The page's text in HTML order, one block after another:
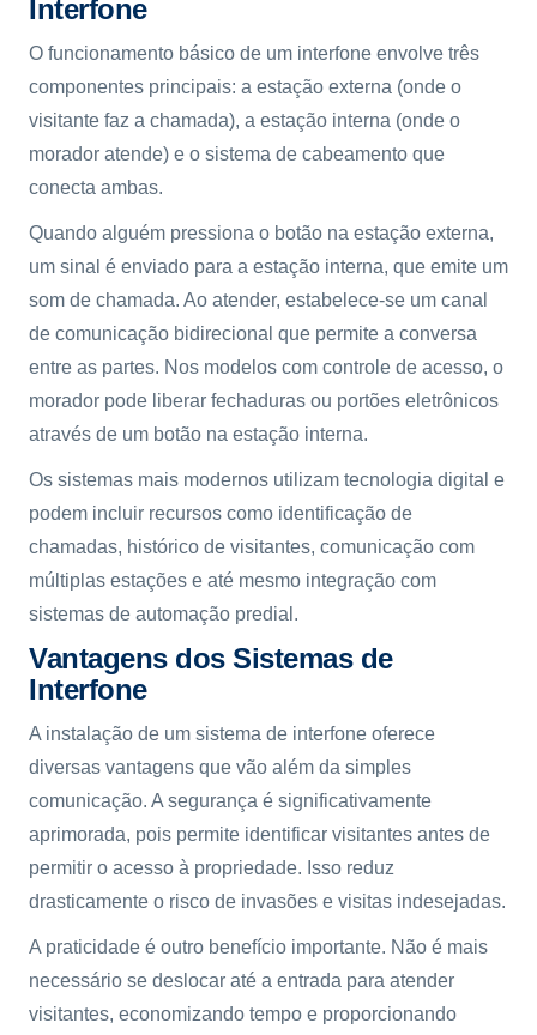
Interfone
O funcionamento básico de um interfone envolve três
componentes principais: a estação externa (onde o
visitante faz a chamada), a estação interna (onde o
morador atende) e o sistema de cabeamento que
conecta ambas.
Quando alguém pressiona o botão na estação externa,
um sinal é enviado para a estação interna, que emite um
som de chamada. Ao atender, estabelece-se um canal
de comunicação bidirecional que permite a conversa
entre as partes. Nos modelos com controle de acesso, o
morador pode liberar fechaduras ou portões eletrônicos
através de um botão na estação interna.
Os sistemas mais modernos utilizam tecnologia digital e
podem incluir recursos como identificação de
chamadas, histórico de visitantes, comunicação com
múltiplas estações e até mesmo integração com
sistemas de automação predial.
Vantagens dos Sistemas de
Interfone
A instalação de um sistema de interfone oferece
diversas vantagens que vão além da simples
comunicação. A segurança é significativamente
aprimorada, pois permite identificar visitantes antes de
permitir o acesso à propriedade. Isso reduz
drasticamente o risco de invasões e visitas indesejadas.
A praticidade é outro benefício importante. Não é mais
necessário se deslocar até a entrada para atender
visitantes, economizando tempo e proporcionando